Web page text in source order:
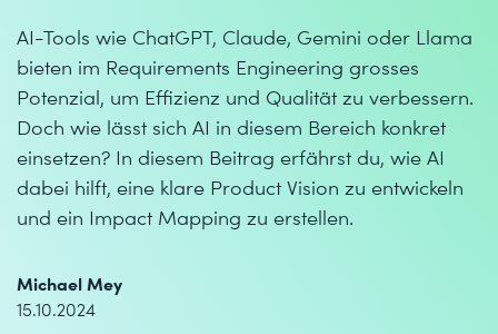
AI-Tools wie ChatGPT, Claude, Gemini oder Llama
bieten im Requirements Engineering grosses
Potenzial, um Effizienz und Qualität zu verbessern.
Doch wie lässt sich AI in diesem Bereich konkret
einsetzen? In diesem Beitrag erfährst du, wie AI
dabei hilft, eine klare Product Vision zu entwickeln
und ein Impact Mapping zu erstellen.
Michael Mey
15.10.2024